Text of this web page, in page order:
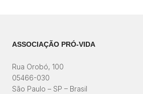
ASSOCIAÇÃO PRÓ-VIDA
Rua Orobó, 100
05466-030
São Paulo – SP – Brasil